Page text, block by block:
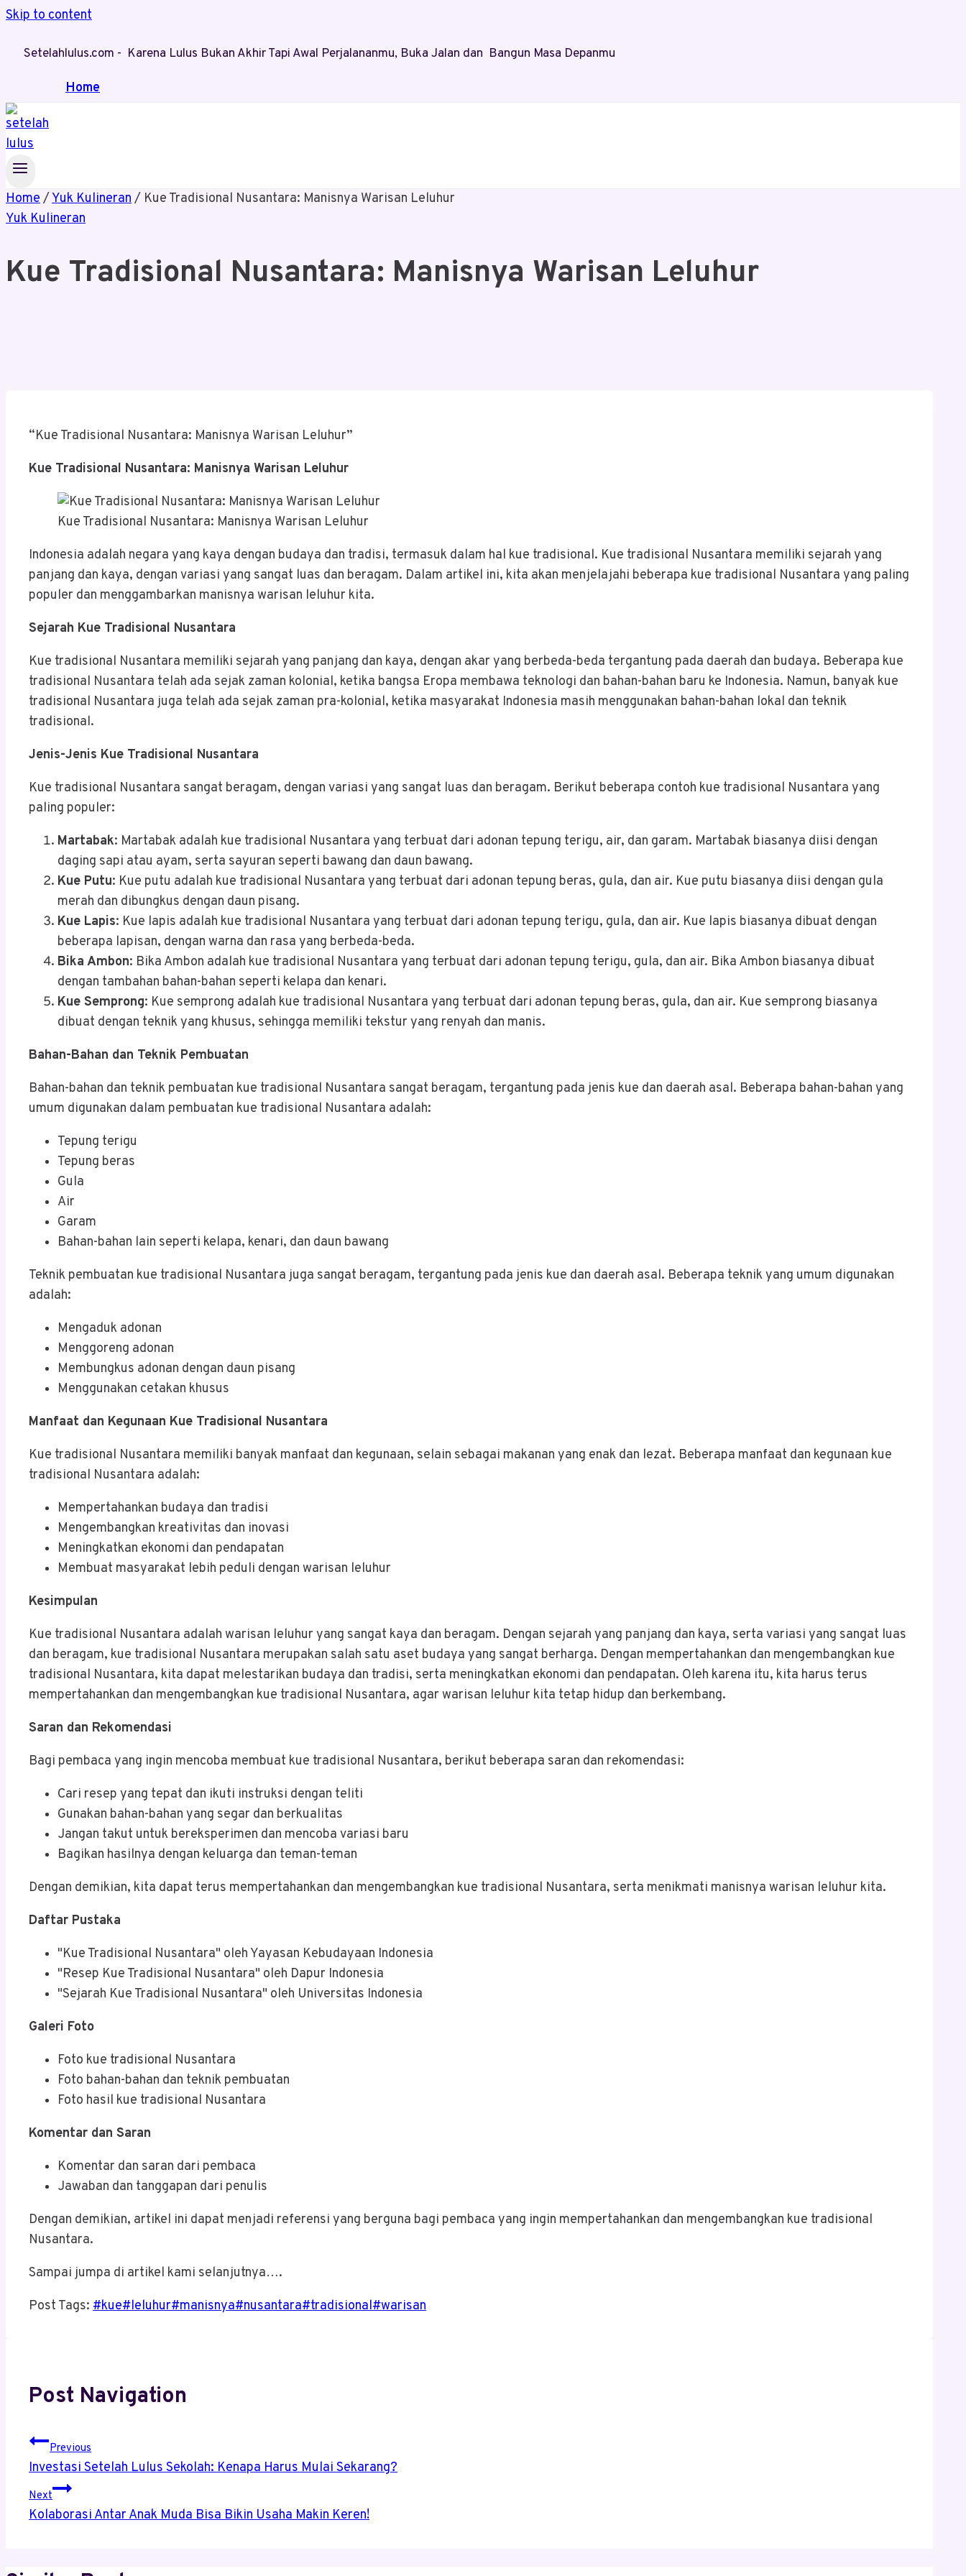
Skip to content
Setelahlulus.com - Karena Lulus Bukan Akhir Tapi Awal Perjalananmu, Buka Jalan dan Bangun Masa Depanmu
Home
Home/Yuk Kulineran/ Kue Tradisional Nusantara: Manisnya Warisan Leluhur
Yuk Kulineran
Kue Tradisional Nusantara: Manisnya Warisan Leluhur
“Kue Tradisional Nusantara: Manisnya Warisan Leluhur”
Kue Tradisional Nusantara: Manisnya Warisan Leluhur
Kue Tradisional Nusantara: Manisnya Warisan Leluhur
Indonesia adalah negara yang kaya dengan budaya dan tradisi, termasuk dalam hal kue tradisional. Kue tradisional Nusantara memiliki sejarah yang
panjang dan kaya, dengan variasi yang sangat luas dan beragam. Dalam artikel ini, kita akan menjelajahi beberapa kue tradisional Nusantara yang paling
populer dan menggambarkan manisnya warisan leluhur kita.
Sejarah Kue Tradisional Nusantara
Kue tradisional Nusantara memiliki sejarah yang panjang dan kaya, dengan akar yang berbeda-beda tergantung pada daerah dan budaya. Beberapa kue
tradisional Nusantara telah ada sejak zaman kolonial, ketika bangsa Eropa membawa teknologi dan bahan-bahan baru ke Indonesia. Namun, banyak kue
tradisional Nusantara juga telah ada sejak zaman pra-kolonial, ketika masyarakat Indonesia masih menggunakan bahan-bahan lokal dan teknik
tradisional.
Jenis-Jenis Kue Tradisional Nusantara
Kue tradisional Nusantara sangat beragam, dengan variasi yang sangat luas dan beragam. Berikut beberapa contoh kue tradisional Nusantara yang
paling populer:
Martabak: Martabak adalah kue tradisional Nusantara yang terbuat dari adonan tepung terigu, air, dan garam. Martabak biasanya diisi dengan
daging sapi atau ayam, serta sayuran seperti bawang dan daun bawang.
Kue Putu: Kue putu adalah kue tradisional Nusantara yang terbuat dari adonan tepung beras, gula, dan air. Kue putu biasanya diisi dengan gula
merah dan dibungkus dengan daun pisang.
Kue Lapis: Kue lapis adalah kue tradisional Nusantara yang terbuat dari adonan tepung terigu, gula, dan air. Kue lapis biasanya dibuat dengan
beberapa lapisan, dengan warna dan rasa yang berbeda-beda.
Bika Ambon: Bika Ambon adalah kue tradisional Nusantara yang terbuat dari adonan tepung terigu, gula, dan air. Bika Ambon biasanya dibuat
dengan tambahan bahan-bahan seperti kelapa dan kenari.
Kue Semprong: Kue semprong adalah kue tradisional Nusantara yang terbuat dari adonan tepung beras, gula, dan air. Kue semprong biasanya
dibuat dengan teknik yang khusus, sehingga memiliki tekstur yang renyah dan manis.
Bahan-Bahan dan Teknik Pembuatan
Bahan-bahan dan teknik pembuatan kue tradisional Nusantara sangat beragam, tergantung pada jenis kue dan daerah asal. Beberapa bahan-bahan yang
umum digunakan dalam pembuatan kue tradisional Nusantara adalah:
Tepung terigu
Tepung beras
Gula
Air
Garam
Bahan-bahan lain seperti kelapa, kenari, dan daun bawang
Teknik pembuatan kue tradisional Nusantara juga sangat beragam, tergantung pada jenis kue dan daerah asal. Beberapa teknik yang umum digunakan
adalah:
Mengaduk adonan
Menggoreng adonan
Membungkus adonan dengan daun pisang
Menggunakan cetakan khusus
Manfaat dan Kegunaan Kue Tradisional Nusantara
Kue tradisional Nusantara memiliki banyak manfaat dan kegunaan, selain sebagai makanan yang enak dan lezat. Beberapa manfaat dan kegunaan kue
tradisional Nusantara adalah:
Mempertahankan budaya dan tradisi
Mengembangkan kreativitas dan inovasi
Meningkatkan ekonomi dan pendapatan
Membuat masyarakat lebih peduli dengan warisan leluhur
Kesimpulan
Kue tradisional Nusantara adalah warisan leluhur yang sangat kaya dan beragam. Dengan sejarah yang panjang dan kaya, serta variasi yang sangat luas
dan beragam, kue tradisional Nusantara merupakan salah satu aset budaya yang sangat berharga. Dengan mempertahankan dan mengembangkan kue
tradisional Nusantara, kita dapat melestarikan budaya dan tradisi, serta meningkatkan ekonomi dan pendapatan. Oleh karena itu, kita harus terus
mempertahankan dan mengembangkan kue tradisional Nusantara, agar warisan leluhur kita tetap hidup dan berkembang.
Saran dan Rekomendasi
Bagi pembaca yang ingin mencoba membuat kue tradisional Nusantara, berikut beberapa saran dan rekomendasi:
Cari resep yang tepat dan ikuti instruksi dengan teliti
Gunakan bahan-bahan yang segar dan berkualitas
Jangan takut untuk bereksperimen dan mencoba variasi baru
Bagikan hasilnya dengan keluarga dan teman-teman
Dengan demikian, kita dapat terus mempertahankan dan mengembangkan kue tradisional Nusantara, serta menikmati manisnya warisan leluhur kita.
Daftar Pustaka
"Kue Tradisional Nusantara" oleh Yayasan Kebudayaan Indonesia
"Resep Kue Tradisional Nusantara" oleh Dapur Indonesia
"Sejarah Kue Tradisional Nusantara" oleh Universitas Indonesia
Galeri Foto
Foto kue tradisional Nusantara
Foto bahan-bahan dan teknik pembuatan
Foto hasil kue tradisional Nusantara
Komentar dan Saran
Komentar dan saran dari pembaca
Jawaban dan tanggapan dari penulis
Dengan demikian, artikel ini dapat menjadi referensi yang berguna bagi pembaca yang ingin mempertahankan dan mengembangkan kue tradisional
Nusantara.
Sampai jumpa di artikel kami selanjutnya….
Post Tags: #kue#leluhur#manisnya#nusantara#tradisional#warisan
Post Navigation
Previous
Investasi Setelah Lulus Sekolah: Kenapa Harus Mulai Sekarang?
Next
Kolaborasi Antar Anak Muda Bisa Bikin Usaha Makin Keren!